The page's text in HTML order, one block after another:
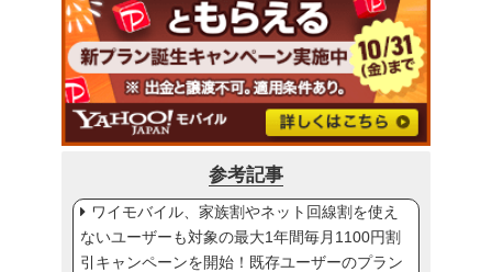
参考記事
ワイモバイル、家族割やネット回線割を使え
ないユーザーも対象の最大1年間毎月1100円割
引キャンペーンを開始！既存ユーザーのプラン